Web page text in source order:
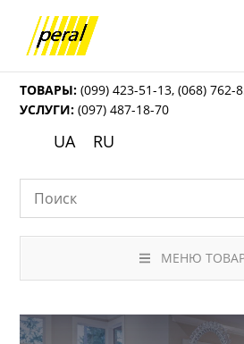
ТОВАРЫ: (099) 423-51-13,(068) 762-
УСЛУГИ: (097) 487-18-70
UA RU
МЕНЮ